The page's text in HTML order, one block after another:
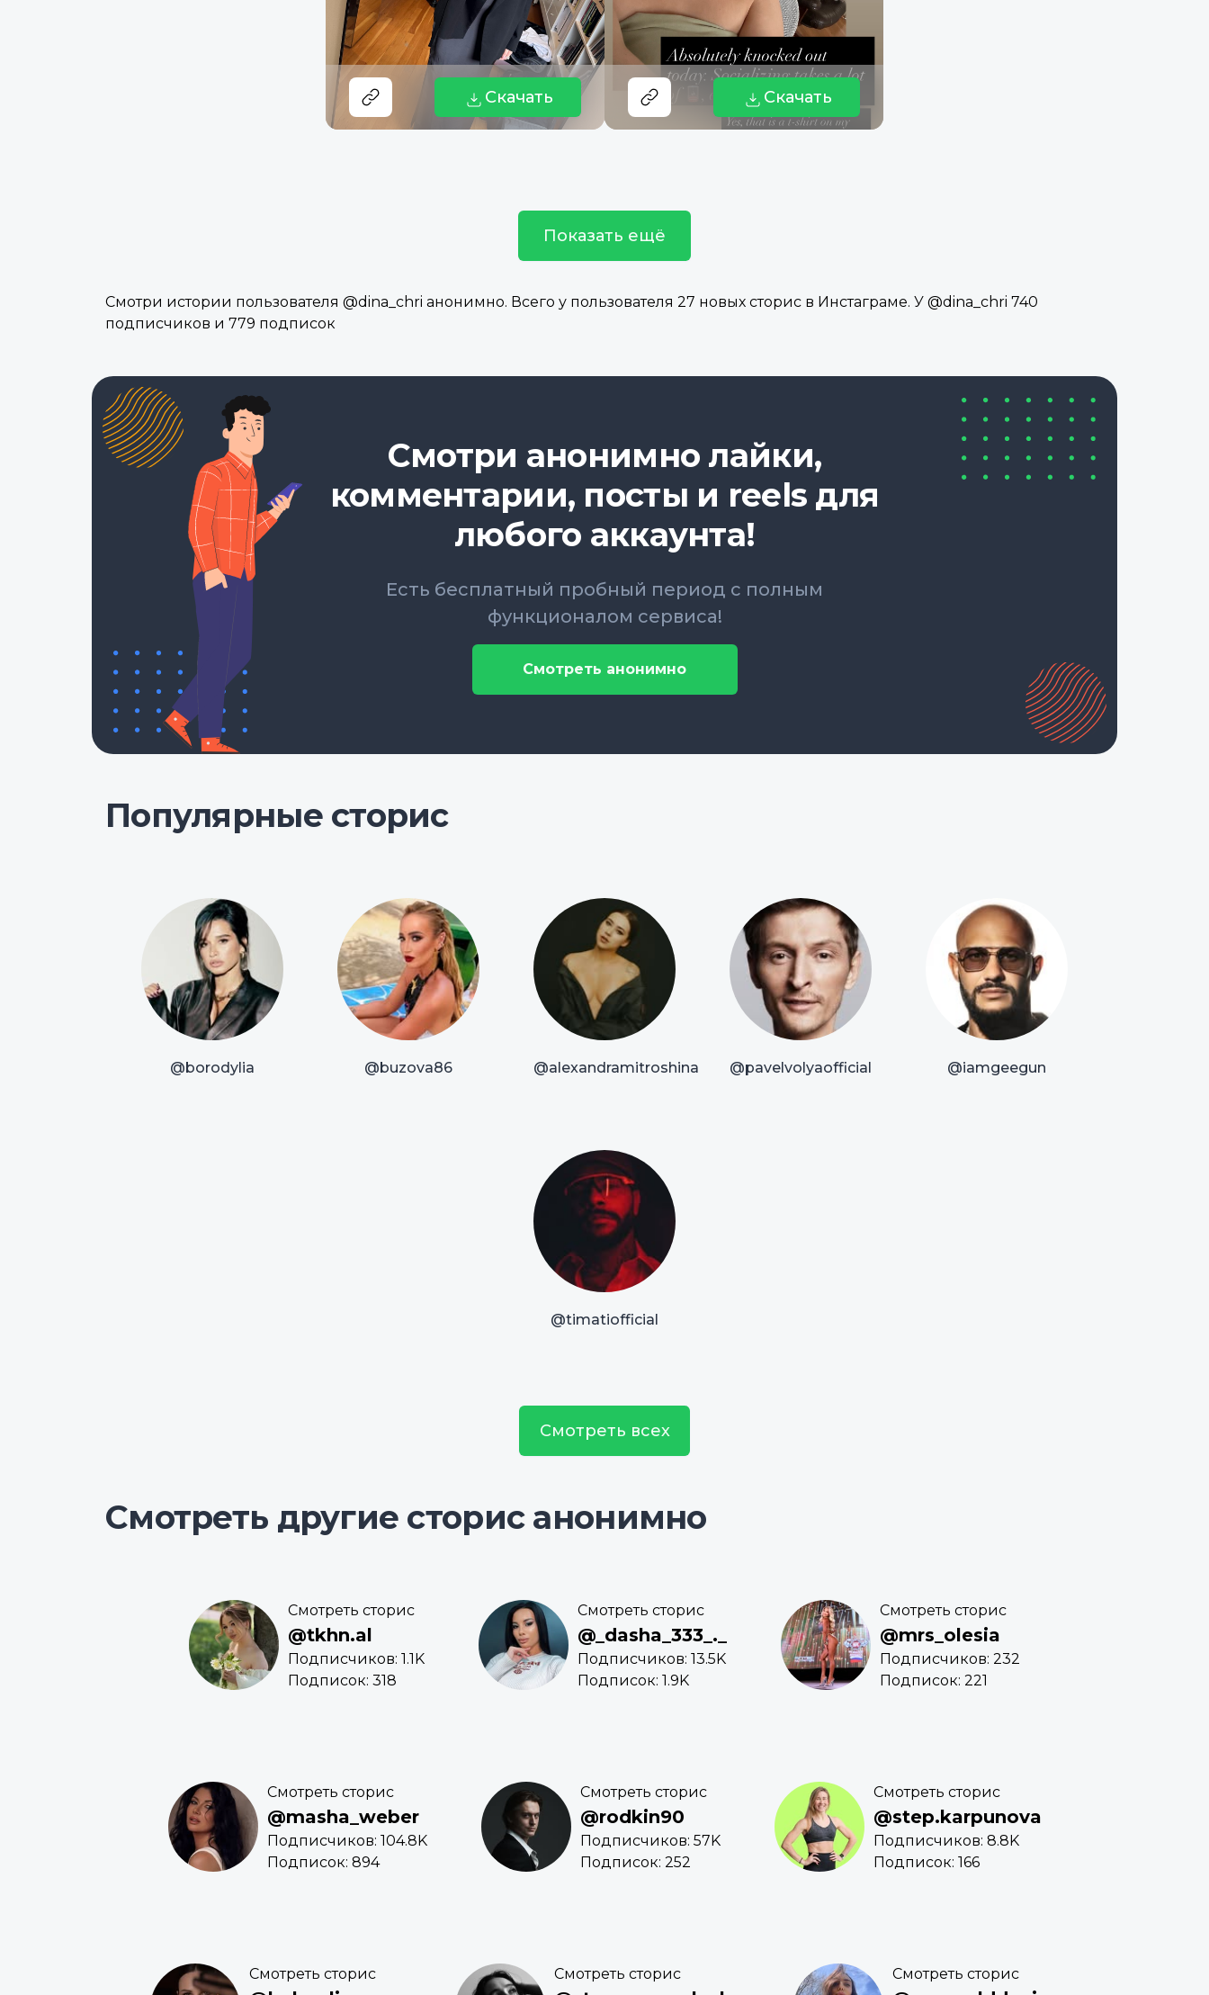
Скачать Скачать
Показать ещё
Смотри истории пользователя @dina_chri анонимно. Всего у пользователя 27 новых сторис в Инстаграме. У @dina_chri 740
подписчиков и 779 подписок
Смотри анонимно лайки,
комментарии, посты и reels для
любого аккаунта!
Есть бесплатный пробный период с полным
функционалом сервиса!
Смотреть анонимно
Популярные сторис
@borodylia @buzova86 @alexandramitroshina @pavelvolyaofficial @iamgeegun
@timatiofficial
Смотреть всех
Смотреть другие сторис анонимно
Смотреть сторис
@tkhn.al
Подписчиков: 1.1K
Подписок: 318
Смотреть сторис
@_dasha_333_._
Подписчиков: 13.5K
Подписок: 1.9K
Смотреть сторис
@mrs_olesia
Подписчиков: 232
Подписок: 221
Смотреть сторис
@masha_weber
Подписчиков: 104.8K
Подписок: 894
Смотреть сторис
@rodkin90
Подписчиков: 57K
Подписок: 252
Смотреть сторис
@step.karpunova
Подписчиков: 8.8K
Подписок: 166
Смотреть сторис Смотреть сторис Смотреть сторис